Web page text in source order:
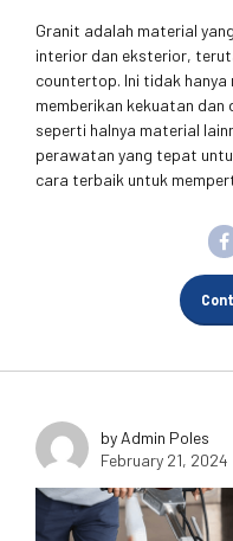
Granit adalah material
interior dan eksterior,
countertop. Ini tidak
memberikan kekuatan dan
seperti halnya material
perawatan yang tepat
cara terbaik untuk
by Admin Poles
February 21, 2024